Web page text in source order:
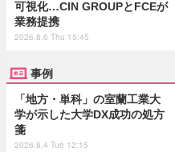
可視化…CIN GROUPとFCEが
業務提携
2026.8.6 Thu 15:45
事例
「地方・単科」の室蘭工業大
学が示した大学DX成功の処方
箋
2026.8.4 Tue 12:15